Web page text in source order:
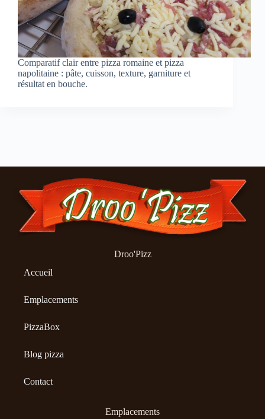
Comparatif clair entre pizza romaine et pizza
napolitaine : pâte, cuisson, texture, garniture et
résultat en bouche.
Droo'Pizz
Accueil
Emplacements
PizzaBox
Blog pizza
Contact
Emplacements